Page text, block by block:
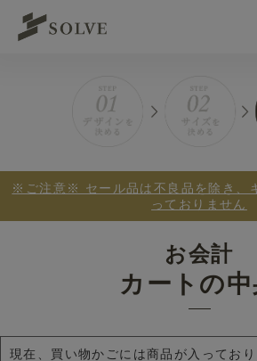
※ご注意※ セール品は不良品を除き、
っておりません
お会計
カートの中
現在、買い物かごには商品が入っており